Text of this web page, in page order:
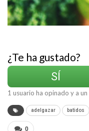
¿Te ha gustado?
SÍ
1 usuario ha opinado y a un
adelgazar batidos
0